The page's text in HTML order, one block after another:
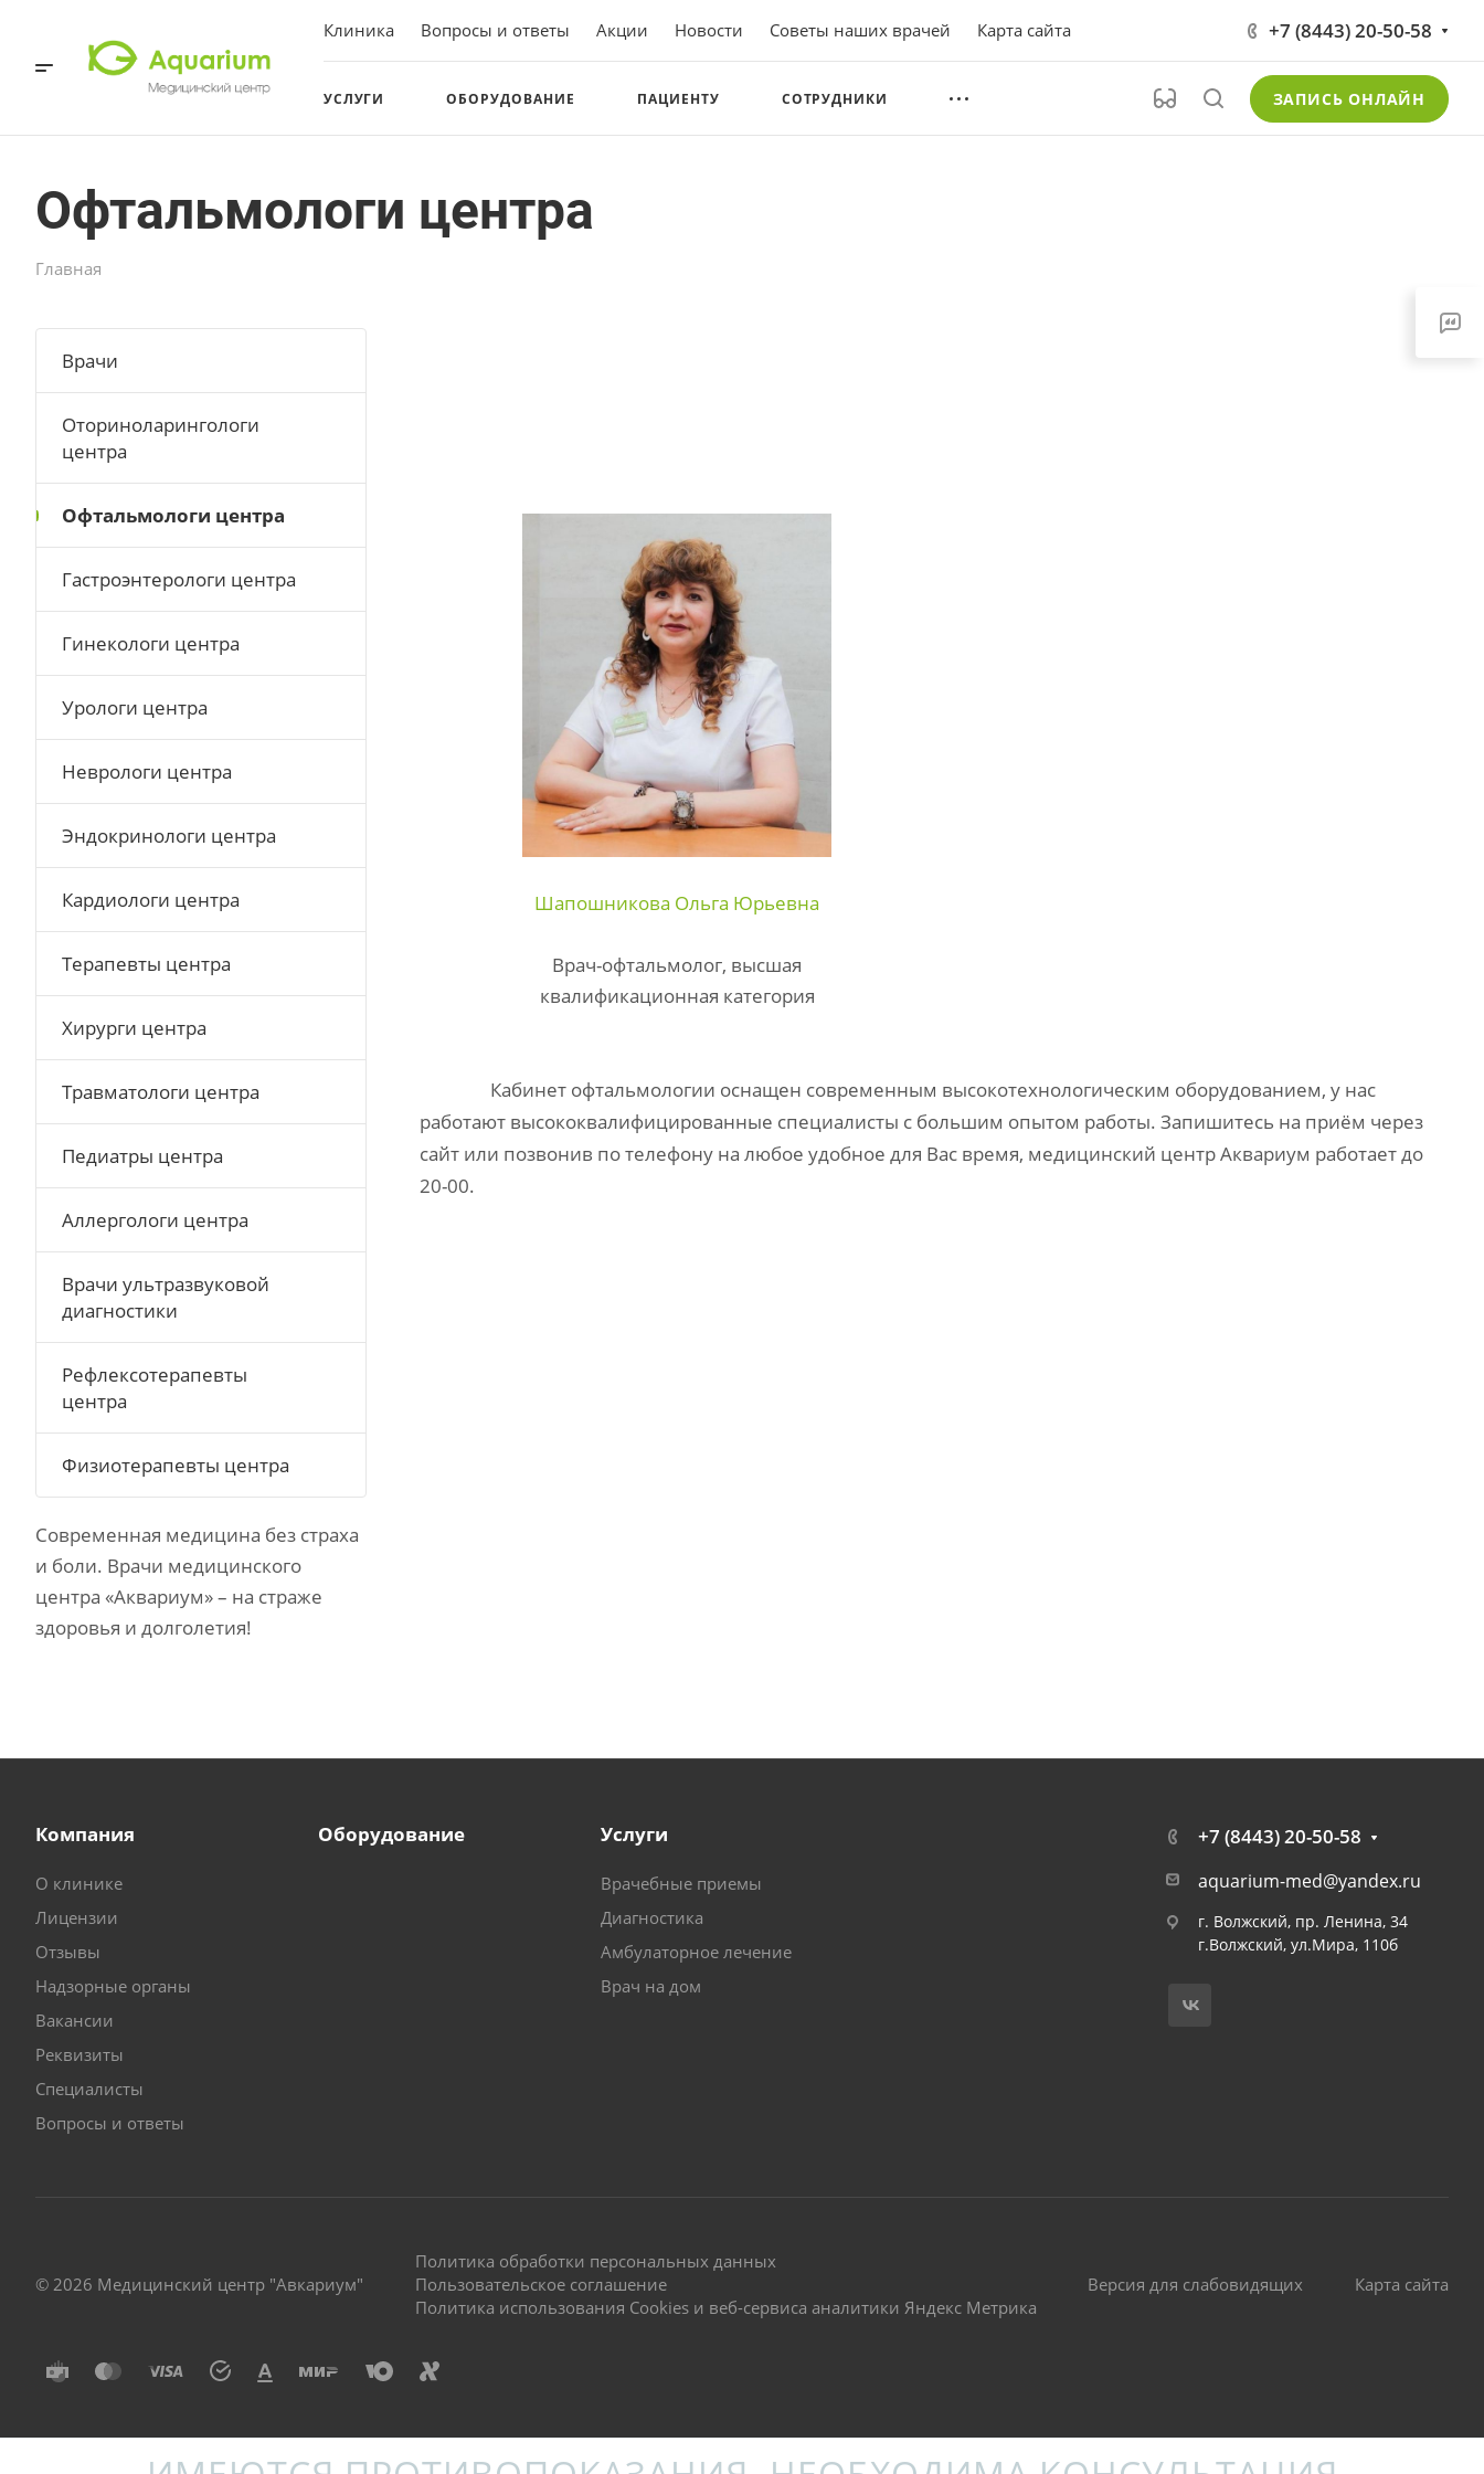
Клиника Вопросы и ответы Акции Новости Советы наших врачей Карта сайта +7 (8443) 20-50-58
УСЛУГИ ОБОРУДОВАНИЕ ПАЦИЕНТУ СОТРУДНИКИ ЗАПИСЬ ОНЛАЙН
Офтальмологи центра
Главная
Шапошникова Ольга Юрьевна
Врач-офтальмолог, высшая
квалификационная категория
Кабинет офтальмологии оснащен современным высокотехнологическим оборудованием, у нас
работают высококвалифицированные специалисты с большим опытом работы. Запишитесь на приём через
сайт или позвонив по телефону на любое удобное для Вас время, медицинский центр Аквариум работает до
20-00.
Врачи
Оториноларингологи
центра
Офтальмологи центра
Гастроэнтерологи центра
Гинекологи центра
Урологи центра
Неврологи центра
Эндокринологи центра
Кардиологи центра
Терапевты центра
Хирурги центра
Травматологи центра
Педиатры центра
Аллергологи центра
Врачи ультразвуковой
диагностики
Рефлексотерапевты
центра
Физиотерапевты центра
Современная медицина без страха
и боли. Врачи медицинского
центра «Аквариум» – на страже
здоровья и долголетия!
Компания
О клинике
Лицензии
Отзывы
Надзорные органы
Вакансии
Реквизиты
Специалисты
Вопросы и ответы
Оборудование Услуги
Врачебные приемы
Диагностика
Амбулаторное лечение
Врач на дом
+7 (8443) 20-50-58
aquarium-med@yandex.ru
г. Волжский, пр. Ленина, 34
г.Волжский, ул.Мира, 110б
© 2026 Медицинский центр "Авкариум"
Политика обработки персональных данных
Пользовательское соглашение
Политика использования Cookies и веб-сервиса аналитики Яндекс Метрика
Версия для слабовидящих Карта сайта